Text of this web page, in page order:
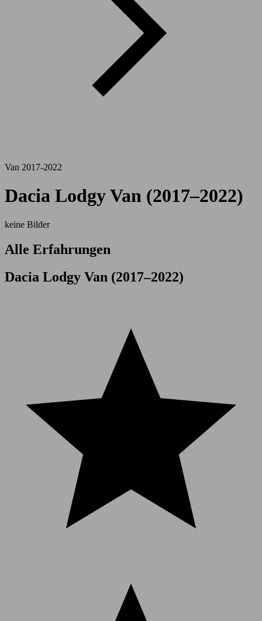
Van 2017-2022
Dacia Lodgy Van (2017–2022)
keine Bilder
Alle Erfahrungen
Dacia Lodgy Van (2017–2022)